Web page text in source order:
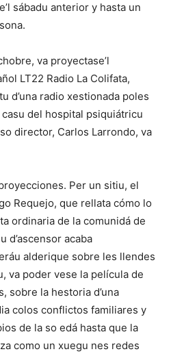
sábadu anterior y hasta un
va proyectase’l
LT22 Radio La Colifata,
d’una radio xestionada poles
del hospital psiquiátricu
director, Carlos Larrondo, va
Per un sitiu, el
Requejo, que rellata cómo lo
ordinaria de la comunidá de
d’ascensor acaba
alderique sobre les llendes
va poder vese la película de
sobre la hestoria d’una
colos conflictos familiares y
de la so edá hasta que la
como un xuegu nes redes